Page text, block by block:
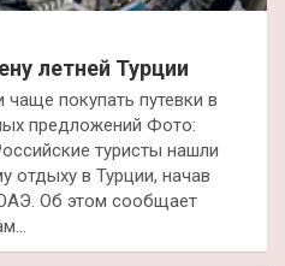
летней Турции
чаще покупать путевки в
предложений Фото:
туристы нашли
отдыху в Турции, начав
Об этом сообщает